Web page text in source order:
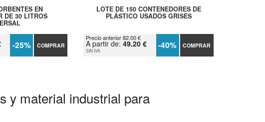
EN
DE 30 LITROS
-25% COMPRAR
LOTE DE 150 CONTENEDORES DE
PLÁSTICO USADOS GRISES
Precio anterior 82.00 €
A partir de:49.20 €
SIN IVA -40% COMPRAR
y material industrial para